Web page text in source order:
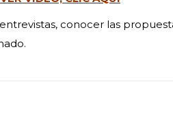
conocer las